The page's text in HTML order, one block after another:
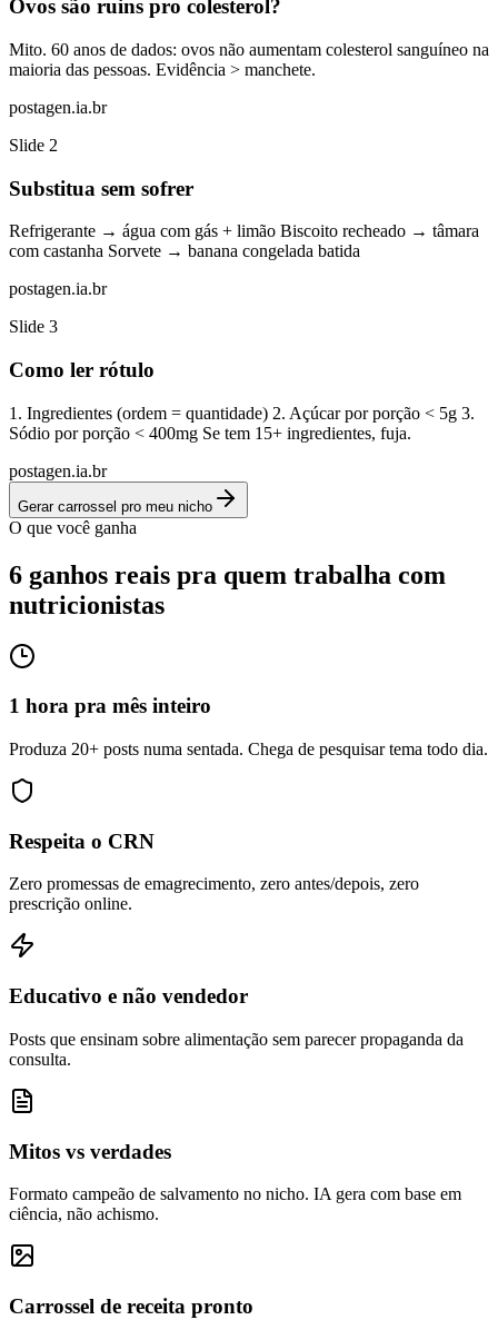
Ovos são ruins pro colesterol?
Mito. 60 anos de dados: ovos não aumentam colesterol sanguíneo na
maioria das pessoas. Evidência > manchete.
postagen.ia.br
Slide 2
Substitua sem sofrer
Refrigerante → água com gás + limão Biscoito recheado → tâmara
com castanha Sorvete → banana congelada batida
postagen.ia.br
Slide 3
Como ler rótulo
1. Ingredientes (ordem = quantidade) 2. Açúcar por porção < 5g 3.
Sódio por porção < 400mg Se tem 15+ ingredientes, fuja.
postagen.ia.br
Gerar carrossel pro meu nicho
O que você ganha
6 ganhos reais pra quem trabalha com
nutricionistas
1 hora pra mês inteiro
Produza 20+ posts numa sentada. Chega de pesquisar tema todo dia.
Respeita o CRN
Zero promessas de emagrecimento, zero antes/depois, zero
prescrição online.
Educativo e não vendedor
Posts que ensinam sobre alimentação sem parecer propaganda da
consulta.
Mitos vs verdades
Formato campeão de salvamento no nicho. IA gera com base em
ciência, não achismo.
Carrossel de receita pronto